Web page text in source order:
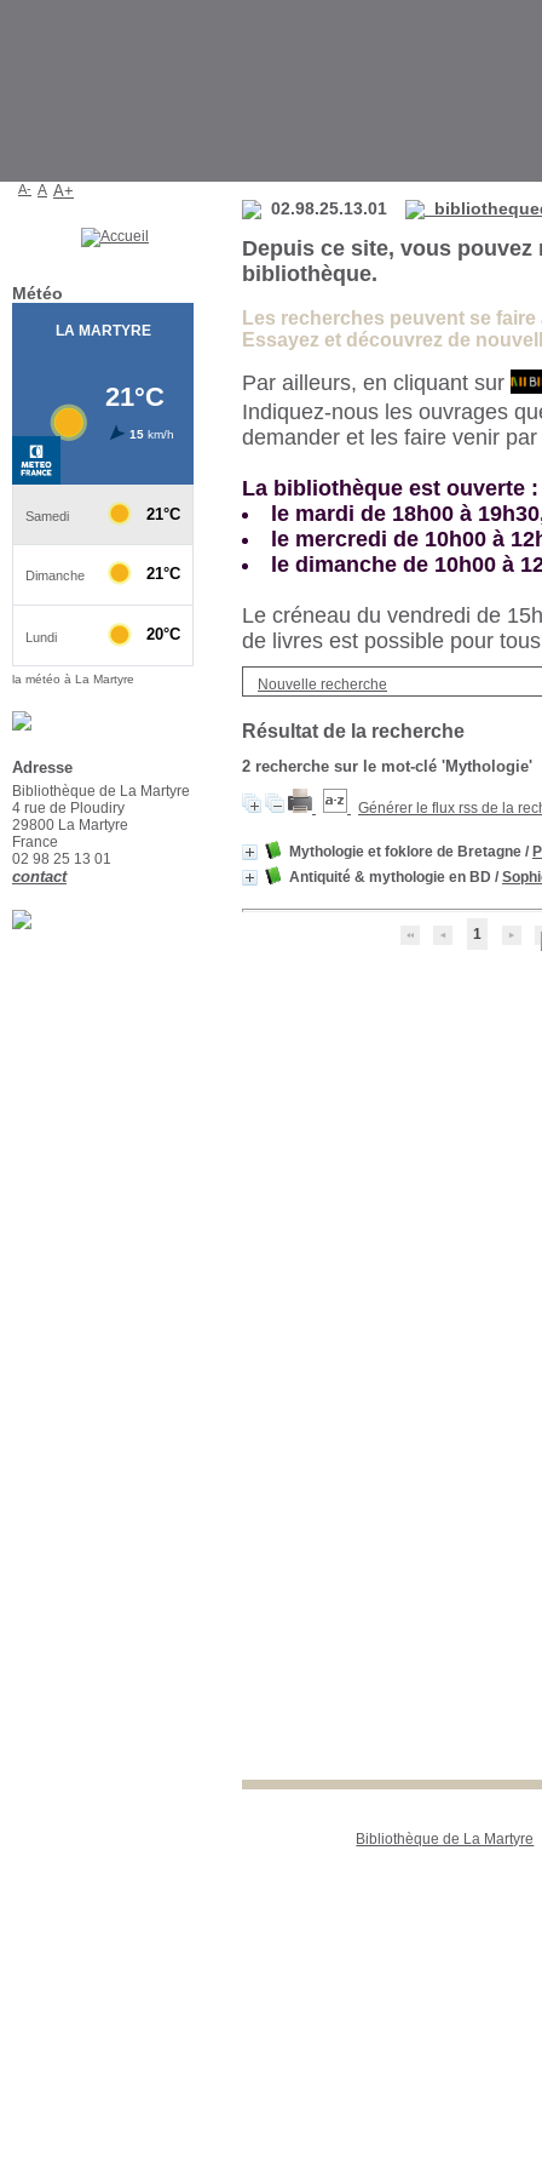
Les recherches peuvent se
Essayez et découvrez de
Par ailleurs, en cliquant sur
Indiquez-nous les ouvrages
demander et les faire venir
La bibliothèque est ouverte :
le mardi de 18h00 à
le mercredi de 10h00 à
le dimanche de 10h00 à
Le créneau du vendredi de
de livres est possible pour
Nouvelle recherche
Résultat de la recherche
2 recherche sur le mot-clé 'Mythologie'
Générer le flux rss de la
Mythologie et foklore de Bretagne /
Antiquité & mythologie en BD /
1
Bibliothèque de La Martyre
02.98.25.13.01
Depuis ce site, vous
bibliothèque.
A- A A+
Météo
la météo à La Martyre
Adresse
Bibliothèque de La Martyre
4 rue de Ploudiry
29800 La Martyre
France
02 98 25 13 01
contact